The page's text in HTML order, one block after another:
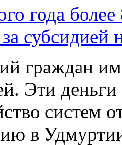
года
субсидией
граждан
Эти
систем
в